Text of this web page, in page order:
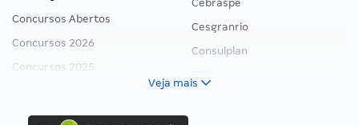
Concursos Abertos
Concursos 2026
Concursos 2025
Concurso Ibama
Cebraspe
Cesgranrio
Consulplan
Veja mais